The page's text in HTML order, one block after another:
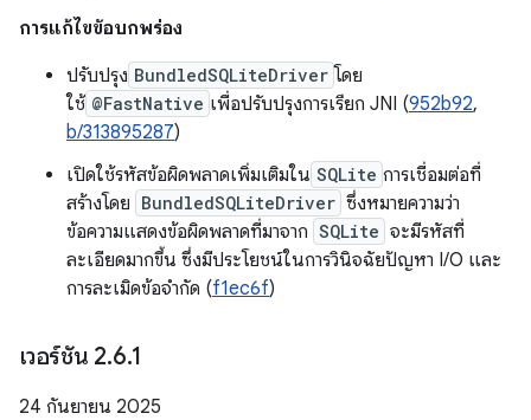
การแก้ไขข้อบกพร่อง
ปรับปรุง BundledSQLiteDriver โดย
ใช้ @FastNative เพื่อปรับปรุงการเรียก JNI (952b92,
b/313895287)
เปิดใช้รหัสข้อผิดพลาดเพิ่มเติมใน SQLite การเชื่อมต่อที่
สร้างโดย BundledSQLiteDriver ซึ่งหมายความว่า
ข้อความแสดงข้อผิดพลาดที่มาจาก SQLite จะมีรหัสที่
ละเอียดมากขึ้น ซึ่งมีประโยชน์ในการวินิจฉัยปัญหา I/O และ
การละเมิดข้อจำกัด (f1ec6f)
เวอร์ชัน 2.6.1
24 กันยายน 2025